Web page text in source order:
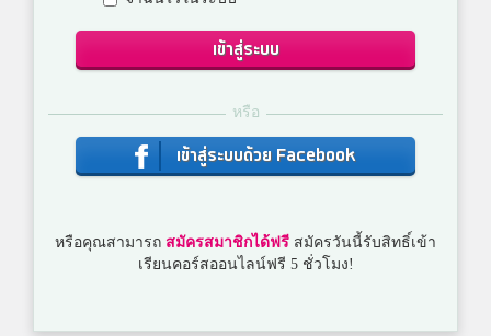
เข้าสู่ระบบ
หรือ
เข้าสู่ระบบด้วย Facebook
หรือคุณสามารถ สมัครสมาชิกได้ฟรี สมัครวันนี้รับสิทธิ์เข้า
เรียนคอร์สออนไลน์ฟรี 5 ชั่วโมง!